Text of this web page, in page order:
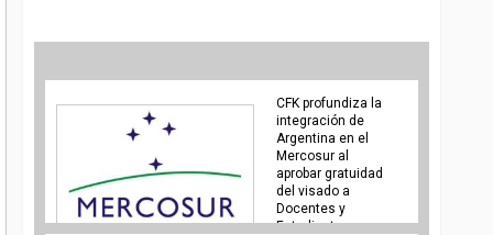
CFK profundiza la
integración de
Argentina en el
Mercosur al
aprobar gratuidad
del visado a
Docentes y
Estudiantes